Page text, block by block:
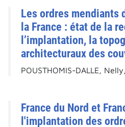
Les ordres mendiants
la France : état de la
l’implantation, la
architecturaux des
POUSTHOMIS-DALLE,
France du Nord et
l'implantation des